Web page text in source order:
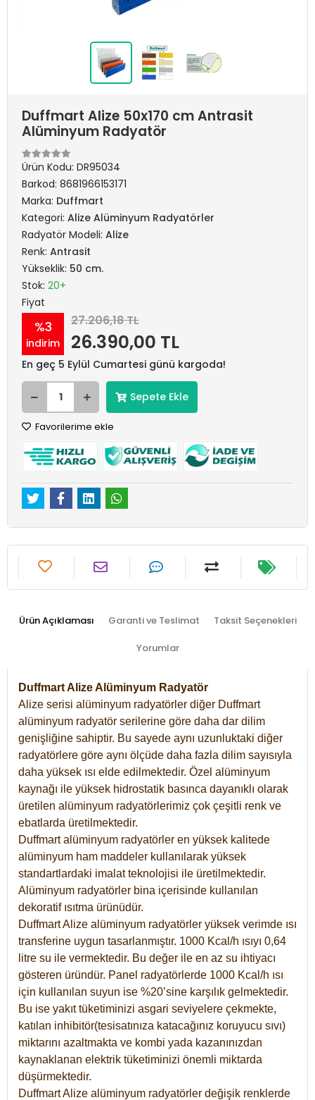
Duffmart Alize 50x170 cm Antrasit
Alüminyum Radyatör
Ürün Kodu: DR95034
Barkod: 8681966153171
Marka: Duffmart
Kategori: Alize Alüminyum Radyatörler
Radyatör Modeli: Alize
Renk: Antrasit
Yükseklik: 50 cm.
Stok: 20+
Fiyat
%3
indirim
27.206,18 TL
26.390,00 TL
En geç 5 Eylül Cumartesi günü kargoda!
Sepete Ekle
Favorilerime ekle
Ürün Açıklaması Garanti ve Teslimat Taksit Seçenekleri
Yorumlar
Duffmart Alize Alüminyum Radyatör
Alize serisi alüminyum radyatörler diğer Duffmart
alüminyum radyatör serilerine göre daha dar dilim
genişliğine sahiptir. Bu sayede aynı uzunluktaki diğer
radyatörlere göre aynı ölçüde daha fazla dilim sayısıyla
daha yüksek ısı elde edilmektedir. Özel alüminyum
kaynağı ile yüksek hidrostatik basınca dayanıklı olarak
üretilen alüminyum radyatörlerimiz çok çeşitli renk ve
ebatlarda üretilmektedir.
Duffmart alüminyum radyatörler en yüksek kalitede
alüminyum ham maddeler kullanılarak yüksek
standartlardaki imalat teknolojisi ile üretilmektedir.
Alüminyum radyatörler bina içerisinde kullanılan
dekoratif ısıtma ürünüdür.
Duffmart Alize alüminyum radyatörler yüksek verimde ısı
transferine uygun tasarlanmıştır. 1000 Kcal/h ısıyı 0,64
litre su ile vermektedir. Bu değer ile en az su ihtiyacı
gösteren üründür. Panel radyatörlerde 1000 Kcal/h ısı
için kullanılan suyun ise %20’sine karşılık gelmektedir.
Bu ise yakıt tüketiminizi asgari seviyelere çekmekte,
katılan inhibitör(tesisatınıza katacağınız koruyucu sıvı)
miktarını azaltmakta ve kombi yada kazanınızdan
kaynaklanan elektrik tüketiminizi önemli miktarda
düşürmektedir.
Duffmart Alize alüminyum radyatörler değişik renklerde